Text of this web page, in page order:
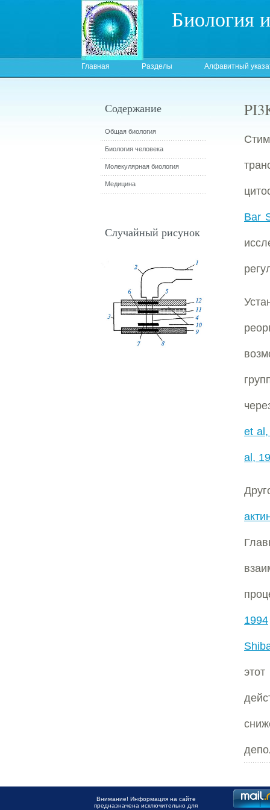
Биология
Главная Разделы Алфавитный
Bar
et
al,
1994
Содержание
Общая биология
Биология человека
Молекулярная биология
Медицина
Случайный рисунок
Внимание! Информация на сайте
предназначена исключительно для